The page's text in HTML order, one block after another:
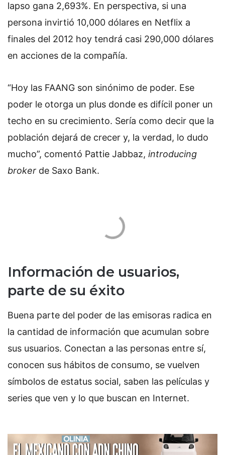
lapso gana 2,693%. En perspectiva, si una
persona invirtió 10,000 dólares en Netflix a
finales del 2012 hoy tendrá casi 290,000 dólares
en acciones de la compañía.
“Hoy las FAANG son sinónimo de poder. Ese
poder le otorga un plus donde es difícil poner un
techo en su crecimiento. Sería como decir que la
población dejará de crecer y, la verdad, lo dudo
mucho”, comentó Pattie Jabbaz, introducing
broker de Saxo Bank.
Información de usuarios,
parte de su éxito
Buena parte del poder de las emisoras radica en
la cantidad de información que acumulan sobre
sus usuarios. Conectan a las personas entre sí,
conocen sus hábitos de consumo, se vuelven
símbolos de estatus social, saben las películas y
series que ven y lo que buscan en Internet.